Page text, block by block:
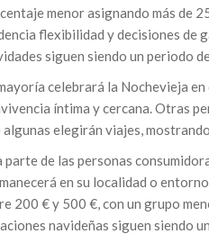
menor asignando más de
flexibilidad y decisiones de
siguen siendo un periodo
celebrará la Nochevieja
íntima y cercana. Otras
algunas elegirán viajes,
parte de las personas
en su localidad o
200 € y 500 €, con un grupo
navideñas siguen siendo